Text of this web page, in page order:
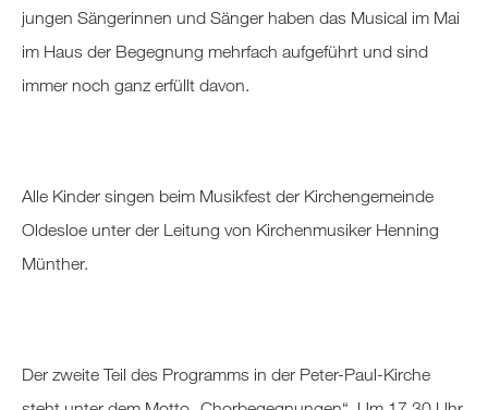
jungen Sängerinnen und Sänger haben das Musical im Mai
im Haus der Begegnung mehrfach aufgeführt und sind
immer noch ganz erfüllt davon.
Alle Kinder singen beim Musikfest der Kirchengemeinde
Oldesloe unter der Leitung von Kirchenmusiker Henning
Münther.
Der zweite Teil des Programms in der Peter-Paul-Kirche